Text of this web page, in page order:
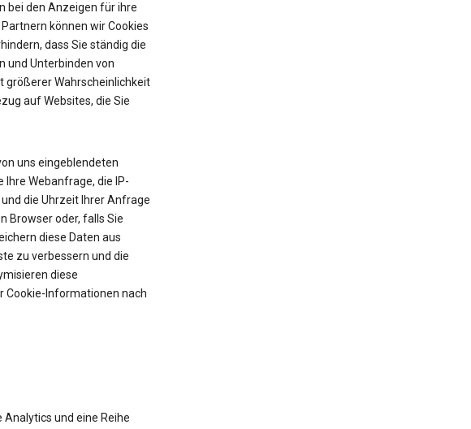
bei den Anzeigen für ihre
können wir Cookies
dass Sie ständig die
und Unterbinden von
größerer Wahrscheinlichkeit
auf Websites, die Sie
uns eingeblendeten
Webanfrage, die IP-
die Uhrzeit Ihrer Anfrage
Browser oder, falls Sie
diese Daten aus
zu verbessern und die
diese
Cookie-Informationen nach
Analytics und eine Reihe